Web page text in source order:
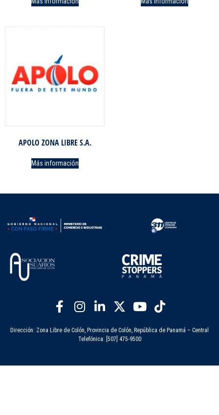
APOLO ZONA LIBRE S.A.
Más información
Dirección: Zona Libre de Colón, Provincia de Colón, República de Panamá – Central
Telefónica: [507] 475-9500